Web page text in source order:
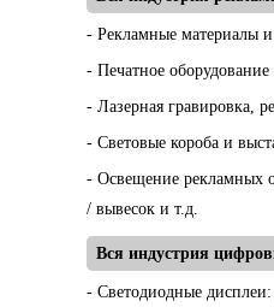
- Рекламные материалы
- Печатное
- Лазерная гравировка,
- Световые короба и
- Освещение рекламных
/ вывесок и т.д.
Вся индустрия
- Светодиодные